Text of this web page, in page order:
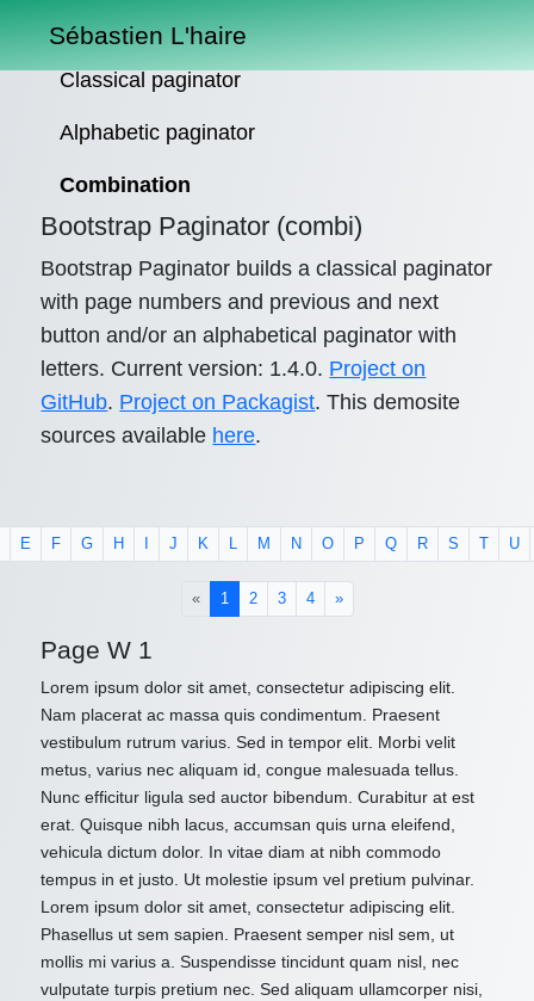
Sébastien L'haire
Classical paginator
Alphabetic paginator
Combination
Bootstrap Paginator (combi)
Bootstrap Paginator builds a classical paginator
with page numbers and previous and next
button and/or an alphabetical paginator with
letters. Current version: 1.4.0. Project on
GitHub. Project on Packagist. This demosite
sources available here.
E F G H J K L M N O P Q R S U
« 1 (current)
2 3 4 »
Page W 1
Lorem ipsum dolor sit amet, consectetur adipiscing elit.
Nam placerat ac massa quis condimentum. Praesent
vestibulum rutrum varius. Sed in tempor elit. Morbi velit
metus, varius nec aliquam id, congue malesuada tellus.
Nunc efficitur ligula sed auctor bibendum. Curabitur at est
erat. Quisque nibh lacus, accumsan quis urna eleifend,
vehicula dictum dolor. In vitae diam at nibh commodo
tempus in et justo. Ut molestie ipsum vel pretium pulvinar.
Lorem ipsum dolor sit amet, consectetur adipiscing elit.
Phasellus ut sem sapien. Praesent semper nisl sem, ut
mollis mi varius a. Suspendisse tincidunt quam nisl, nec
vulputate turpis pretium nec. Sed aliquam ullamcorper nisi,